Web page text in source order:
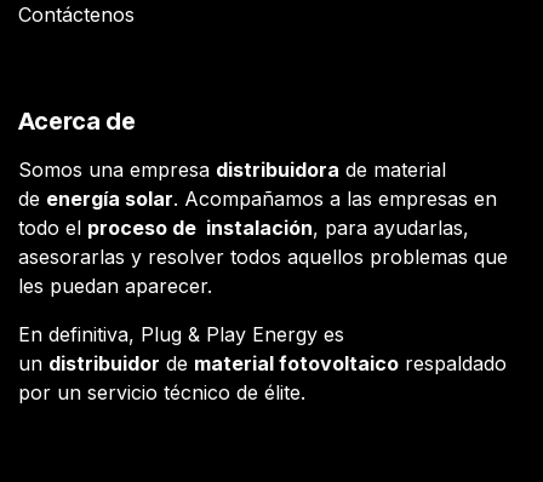
Contáctenos
Acerca de
Somos una empresa distribuidora de material
de energía solar. Acompañamos a las empresas en
todo el proceso de instalación, para ayudarlas,
asesorarlas y resolver todos aquellos problemas que
les puedan aparecer.
En definitiva, Plug & Play Energy es
un distribuidor de material fotovoltaico respaldado
por un servicio técnico de élite.